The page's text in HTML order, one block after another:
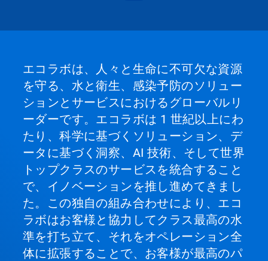
エコラボは、人々と生命に不可欠な資源
を守る、水と衛生、感染予防のソリュー
ションとサービスにおけるグローバルリ
ーダーです。エコラボは 1 世紀以上にわ
たり、科学に基づくソリューション、デ
ータに基づく洞察、AI 技術、そして世界
トップクラスのサービスを統合すること
で、イノベーションを推し進めてきまし
た。この独自の組み合わせにより、エコ
ラボはお客様と協力してクラス最高の水
準を打ち立て、それをオペレーション全
体に拡張することで、お客様が最高のパ